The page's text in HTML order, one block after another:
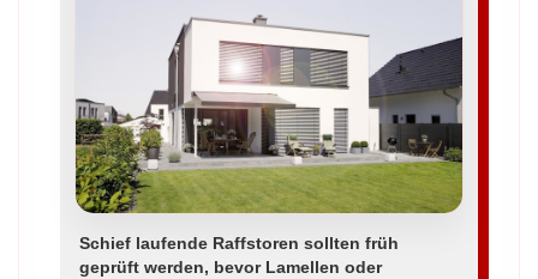
Schief laufende Raffstoren sollten früh
geprüft werden, bevor Lamellen oder